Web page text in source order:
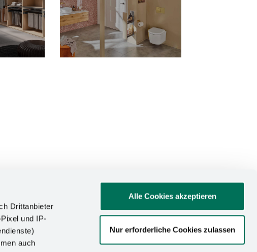
Drittanbieter
und IP-
auch
Alle Cookies akzeptieren
Nur erforderliche Cookies zulassen
INFORMATIONEN